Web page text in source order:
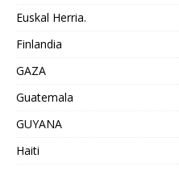
Euskal Herria.
Finlandia
GAZA
Guatemala
GUYANA
Haiti